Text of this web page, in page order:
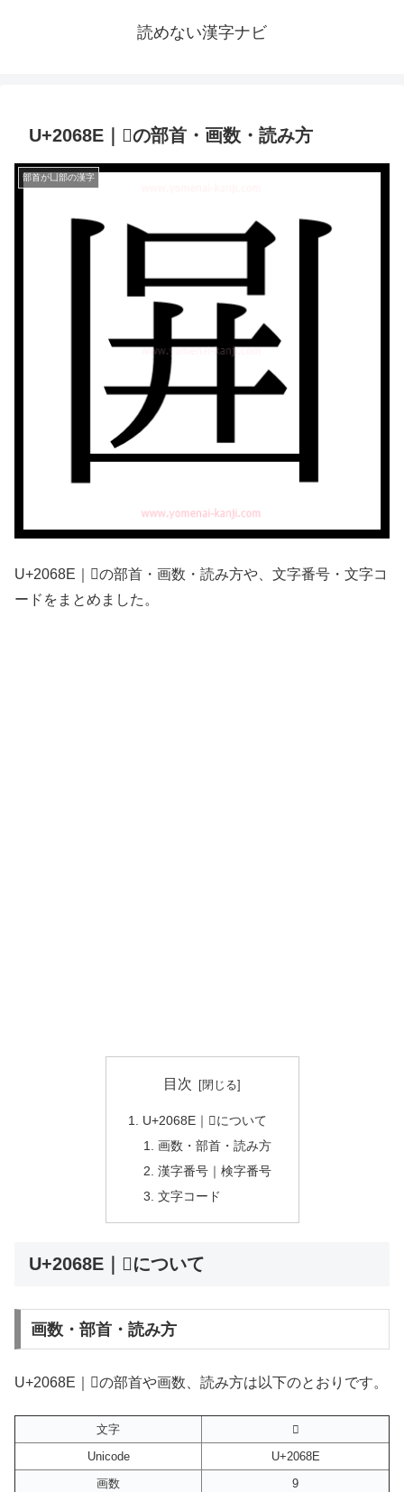
読めない漢字ナビ
U+2068E｜𠚎の部首・画数・読み方
部首が凵部の漢字
U+2068E｜𠚎の部首・画数・読み方や、文字番号・文字コ
ードをまとめました。
目次
U+2068E｜𠚎について
画数・部首・読み方
漢字番号｜検字番号
文字コード
U+2068E｜𠚎について
画数・部首・読み方
U+2068E｜𠚎の部首や画数、読み方は以下のとおりです。
文字
𠚎
Unicode
U+2068E
画数
9